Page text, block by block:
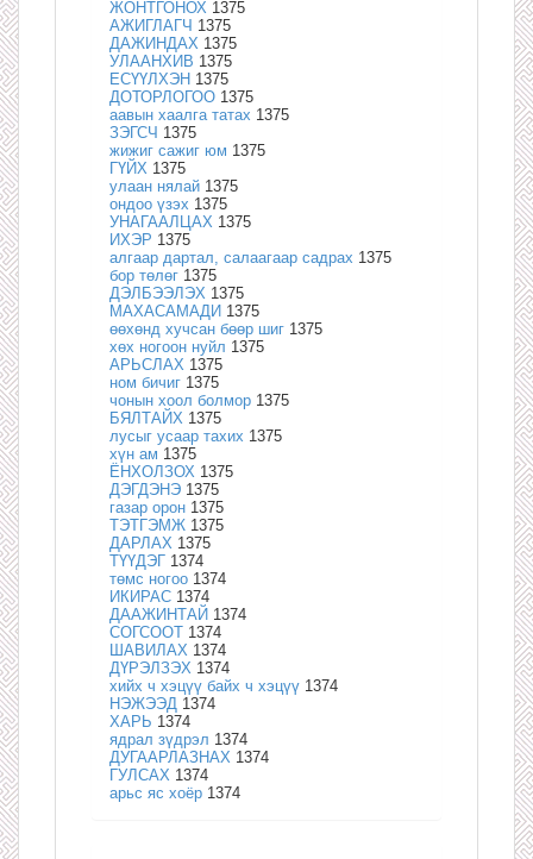
ЖОНТГОНОХ 1375
АЖИГЛАГЧ 1375
ДАЖИНДАХ 1375
УЛААНХИВ 1375
ЕСҮҮЛХЭН 1375
ДОТОРЛОГОО 1375
аавын хаалга татах 1375
ЗЭГСЧ 1375
жижиг сажиг юм 1375
ГҮЙХ 1375
улаан нялай 1375
ондоо үзэх 1375
УНАГААЛЦАХ 1375
ИХЭР 1375
алгаар дартал, салаагаар садрах 1375
бор төлөг 1375
ДЭЛБЭЭЛЭХ 1375
МАХАСАМАДИ 1375
өөхөнд хучсан бөөр шиг 1375
хөх ногоон нуйл 1375
АРЬСЛАХ 1375
ном бичиг 1375
чонын хоол болмор 1375
БЯЛТАЙХ 1375
лусыг усаар тахих 1375
хүн ам 1375
ЁНХОЛЗОХ 1375
ДЭГДЭНЭ 1375
газар орон 1375
ТЭТГЭМЖ 1375
ДАРЛАХ 1375
ТҮҮДЭГ 1374
төмс ногоо 1374
ИКИРАС 1374
ДААЖИНТАЙ 1374
СОГСООТ 1374
ШАВИЛАХ 1374
ДҮРЭЛЗЭХ 1374
хийх ч хэцүү байх ч хэцүү 1374
НЭЖЭЭД 1374
ХАРЬ 1374
ядрал зүдрэл 1374
ДУГААРЛАЗНАХ 1374
ГУЛСАХ 1374
арьс яс хоёр 1374